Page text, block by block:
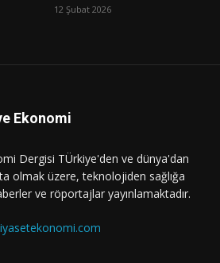
12 Şubat 2026
Ekonomi
Dergisi TÜrkiye'den ve dünya'dan
olmak üzere, teknolojiden sağlığa
ve röportajlar yayınlamaktadır.